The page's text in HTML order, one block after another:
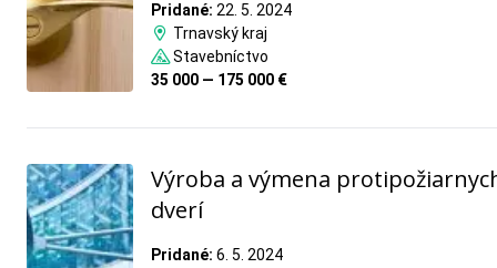
Pridané: 22. 5. 2024
Trnavský kraj
Stavebníctvo
35 000 — 175 000 €
Výroba a výmena
dverí
Pridané: 6. 5. 2024